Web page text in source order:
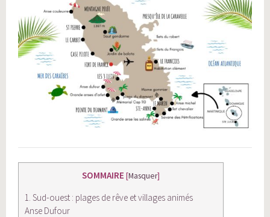
SOMMAIRE [Masquer]
1. Sud-ouest : plages de rêve et villages animés
Anse Dufour